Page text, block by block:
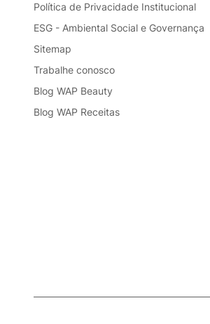
Política de Privacidade Institucional
ESG - Ambiental Social e Governança
Sitemap
Trabalhe conosco
Blog WAP Beauty
Blog WAP Receitas